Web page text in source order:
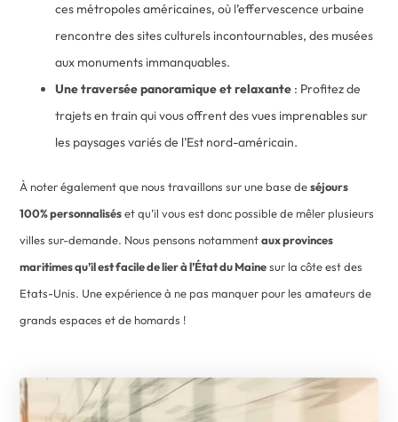
ces métropoles américaines, où l’effervescence urbaine
rencontre des sites culturels incontournables, des musées
aux monuments immanquables.
Une traversée panoramique et relaxante : Profitez de
trajets en train qui vous offrent des vues imprenables sur
les paysages variés de l’Est nord-américain.
À noter également que nous travaillons sur une base deséjours
100% personnaliséset qu’il vous est donc possible de mêler plusieurs
villes sur-demande. Nous pensons notammentaux provinces
maritimes qu’il est facile de lier à l’État du Mainesur la côte est des
Etats-Unis. Une expérience à ne pas manquer pour les amateurs de
grands espaces et de homards !